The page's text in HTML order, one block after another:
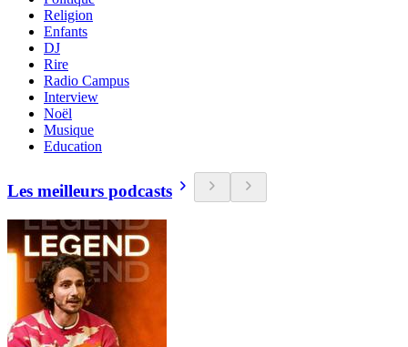
Religion
Enfants
DJ
Rire
Radio Campus
Interview
Noël
Musique
Education
Les meilleurs podcasts